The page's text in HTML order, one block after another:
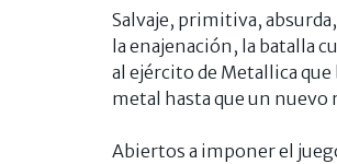
Salvaje, primitiva,
la enajenación, la batalla
al ejército de Metallica
metal hasta que un
Abiertos a imponer el